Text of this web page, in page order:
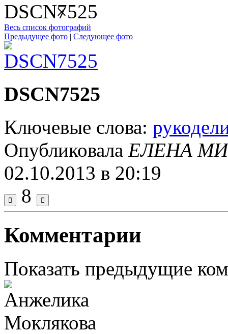
×
Весь список фотографий
Предыдущее фото | Следующее фото
DSCN7525
Ключевые слова:
Опубликовала ЕЛЕНА
02.10.2013 в 20:19
8
Комментарии
Показать предыдущие